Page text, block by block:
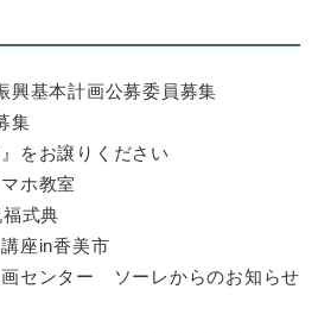
興基本計画公募委員募集
集
をお譲りください
ホ教室
式典
座in香美市
画センター ソーレからのお知らせ